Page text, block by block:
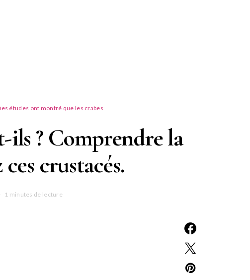
études ont montré que les crabes
ils ? Comprendre la
crustacés.
1 minutes de lecture